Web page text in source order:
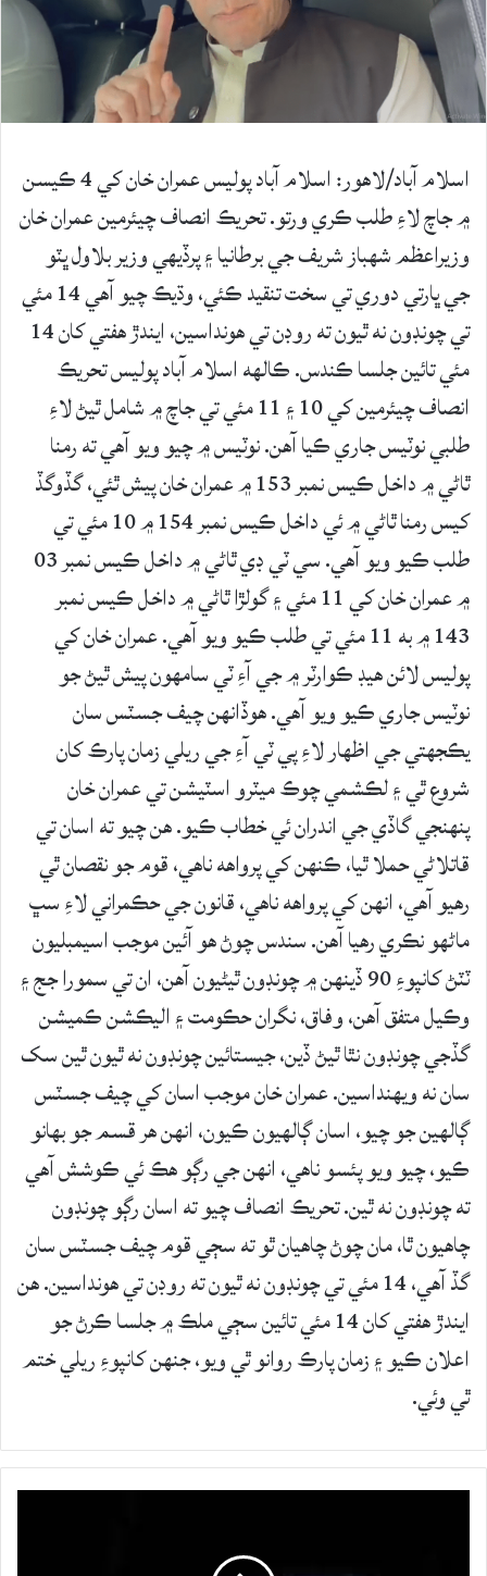
اسلام آباد/لاهور: اسلام آباد پوليس عمران خان کي 4 ڪيسن
۾ جاچ لاءِ طلب ڪري ورتو. تحريڪ انصاف چيئرمين عمران خان
وزيراعظم شهباز شريف جي برطانيا ۽ پرڏيهي وزير بلاول ڀٽو
جي ڀارتي دوري تي سخت تنقيد ڪئي، وڌيڪ چيو آهي 14 مئي
تي چونڊون نه ٿيون ته روڊن تي هونداسين، ايندڙ هفتي کان 14
مئي تائين جلسا ڪندس. ڪالهه اسلام آباد پوليس تحريڪ
انصاف چيئرمين کي 10 ۽ 11 مئي تي جاچ ۾ شامل ٿيڻ لاءِ
طلبي نوٽيس جاري ڪيا آهن. نوٽيس ۾ چيو ويو آهي ته رمنا
ٿاڻي ۾ داخل ڪيس نمبر 153 ۾ عمران خان پيش ٿئي، گڏوگڏ
کيس رمنا ٿاڻي ۾ ئي داخل ڪيس نمبر 154 ۾ 10 مئي تي
طلب ڪيو ويو آهي. سي ٽي ڊي ٿاڻي ۾ داخل ڪيس نمبر 03
۾ عمران خان کي 11 مئي ۽ گولڙا ٿاڻي ۾ داخل ڪيس نمبر
143 ۾ به 11 مئي تي طلب ڪيو ويو آهي. عمران خان کي
پوليس لائن هيڊ ڪوارٽر ۾ جي آءِ ٽي سامهون پيش ٿيڻ جو
نوٽيس جاري ڪيو ويو آهي. هوڏانهن چيف جسٽس سان
يڪجهتي جي اظهار لاءِ پي ٽي آءِ جي ريلي زمان پارڪ کان
شروع ٿي ۽ لڪشمي چوڪ ميٽرو اسٽيشن تي عمران خان
پنهنجي گاڏي جي اندران ئي خطاب ڪيو. هن چيو ته اسان تي
قاتلاڻي حملا ٿيا، ڪنهن کي پرواهه ناهي، قوم جو نقصان ٿي
رهيو آهي، انهن کي پرواهه ناهي، قانون جي حڪمراني لاءِ سڀ
ماڻهو نڪري رهيا آهن. سندس چوڻ هو آئين موجب اسيمبليون
ٽٽڻ کانپوءِ 90 ڏينهن ۾ چونڊون ٿيڻيون آهن، ان تي سمورا جج ۽
وڪيل متفق آهن، وفاق، نگران حڪومت ۽ اليڪشن ڪميشن
گڏجي چونڊون نٿا ٿيڻ ڏين، جيستائين چونڊون نه ٿيون ٿين سک
سان نه ويهنداسين. عمران خان موجب اسان کي چيف جسٽس
ڳالهين جو چيو، اسان ڳالهيون ڪيون، انهن هر قسم جو بهانو
ڪيو، چيو ويو پئسو ناهي، انهن جي رڳو هڪ ئي ڪوشش آهي
ته چونڊون نه ٿين. تحريڪ انصاف چيو ته اسان رڳو چونڊون
چاهيون ٿا، مان چوڻ چاهيان ٿو ته سڄي قوم چيف جسٽس سان
گڏ آهي، 14 مئي تي چونڊون نه ٿيون ته روڊن تي هونداسين. هن
ايندڙ هفتي کان 14 مئي تائين سڄي ملڪ ۾ جلسا ڪرڻ جو
اعلان ڪيو ۽ زمان پارڪ روانو ٿي ويو، جنهن کانپوءِ ريلي ختم
ٿي وئي.